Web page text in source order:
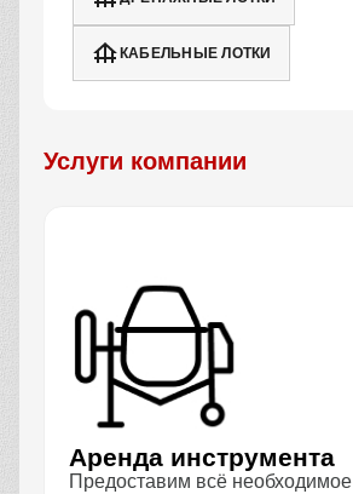
КАБЕЛЬНЫЕ ЛОТКИ
Услуги компании
Аренда инструмента
Предоставим всё необходимое